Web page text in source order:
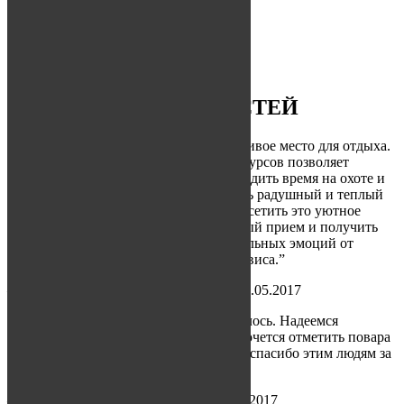
ОТЗЫВЫ НАШИХ ГОСТЕЙ
“Очень комфортабельное, тихое и красивое место для отдыха.
Замечательная природа, обилие биоресурсов позволяет
отдыхающим удачно и с пользой проводить время на охоте и
рыбалке. Благодарим персонал за очень радушный и теплый
прием. Надеемся еще неоднократно посетить это уютное
место и застать это же радушие и теплый прием и получить
много новых впечатлений и положительных эмоций от
активного отдыха и качественного сервиса.”
— Быков Павел, г. Санкт-Петербург, 07.05.2017
“Большое спасибо! Все очень понравилось. Надеемся
приехать еще ни один раз. Особенно хочется отметить повара
Валентину и егеря Андрея! Отдельное спасибо этим людям за
— Елисеева Юлия, г. Астрахань, 15.02.2017